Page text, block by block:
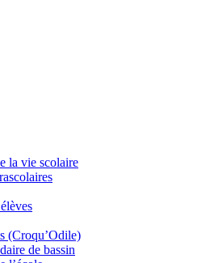
la vie scolaire
(Croqu’Odile)
de bassin